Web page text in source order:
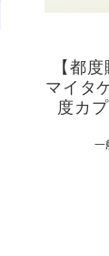
【都
マイタ
度カ
一